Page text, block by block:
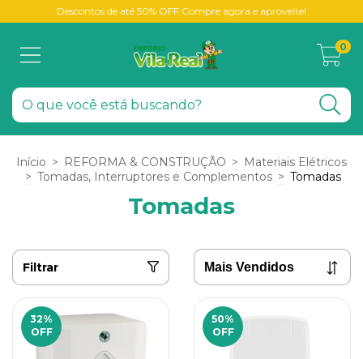
Descontos de até 50% OFF Compre agora e aproveite!
0
Início > REFORMA & CONSTRUÇÃO > Materiais Elétricos
> Tomadas, Interruptores e Complementos > Tomadas
Tomadas
Filtrar
32%
OFF
50%
OFF